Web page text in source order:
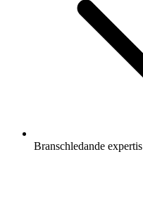
Branschledande expertis